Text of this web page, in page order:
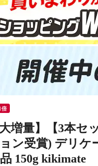
倍
増量】【3本
ン受賞) デリ
150g kikimate